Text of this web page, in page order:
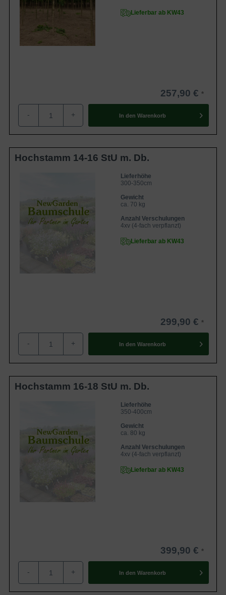
Lieferbar ab KW43
257,90 €
- + In den Warenkorb
Hochstamm 14-16 StU m. Db.
Lieferhöhe
300-350cm
Gewicht
ca. 70 kg
Anzahl Verschulungen
4xv (4-fach verpflanzt)
Lieferbar ab KW43
299,90 €
- + In den Warenkorb
Hochstamm 16-18 StU m. Db.
Lieferhöhe
350-400cm
Gewicht
ca. 80 kg
Anzahl Verschulungen
4xv (4-fach verpflanzt)
Lieferbar ab KW43
399,90 €
- + In den Warenkorb